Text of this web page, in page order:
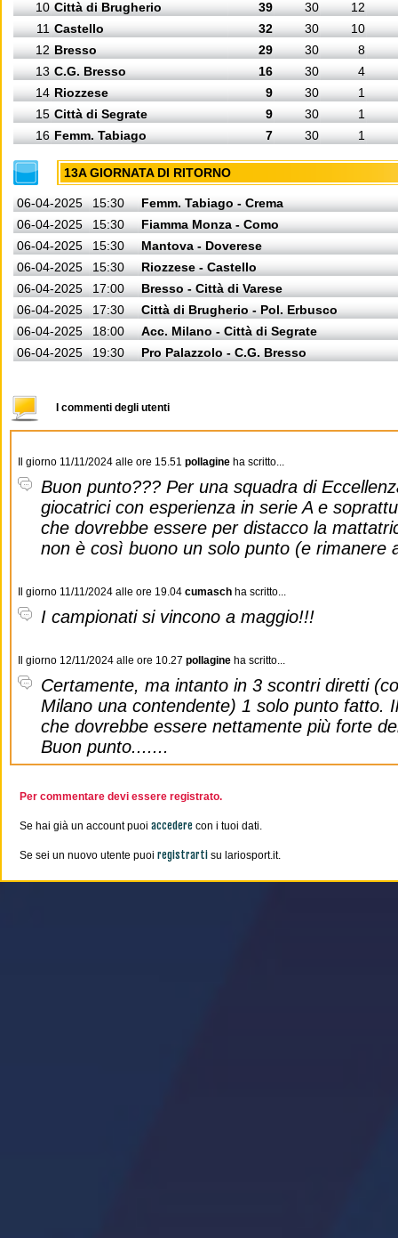
10 Città di Brugherio 39 30
12
11 Castello 32 30
10
12 Bresso 29 30
8
13 C.G. Bresso 16 30
4
14 Riozzese 9 30
1
15 Città di Segrate 9 30
1
16 Femm. Tabiago 7 30 1
13A GIORNATA DI RITORNO
06-04-2025 15:30
Femm. Tabiago - Crema
06-04-2025
15:30
Fiamma Monza - Como
06-04-2025
15:30
Mantova - Doverese
06-04-2025
15:30
Riozzese - Castello
06-04-2025
17:00
Bresso - Città di Varese
06-04-2025
17:30
Città di Brugherio - Pol. Erbusco
06-04-2025
18:00
Acc. Milano - Città di Segrate
06-04-2025
19:30 Pro Palazzolo - C.G. Bresso
I commenti degli utenti
Il giorno 11/11/2024 alle ore 15.51 pollagine ha scritto...
Buon punto??? Per una squadra di
giocatrici con esperienza in serie A e
che dovrebbe essere per distacco la
non è così buono un solo punto (e rimanere
Il giorno 11/11/2024 alle ore 19.04 cumasch ha scritto...
I campionati si vincono a maggio!!!
Il giorno 12/11/2024 alle ore 10.27 pollagine ha scritto...
Certamente, ma intanto in 3 scontri diretti
Milano una contendente) 1 solo punto fatto.
che dovrebbe essere nettamente più forte
Buon punto.......
Per commentare devi essere registrato.
Se hai già un account puoi accedere con i tuoi dati.
Se sei un nuovo utente puoi registrarti su lariosport.it.